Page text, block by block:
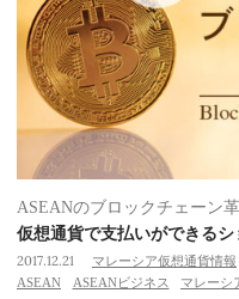
ASEANのブロックチェーン
仮想通貨で支払いができるシ
2017.12.21 マレーシア仮想通貨情報
ASEAN
ASEANビジネス マレーシ